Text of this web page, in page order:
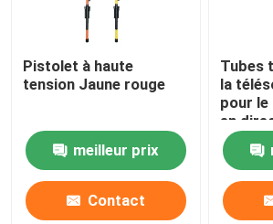
Pistolet à haute
tension Jaune rouge
meilleur prix
Contact
Tubes
la
pour le
en